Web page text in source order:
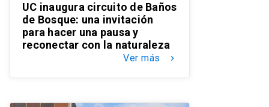
UC inaugura circuito de Baños
de Bosque: una invitación
para hacer una pausa y
reconectar con la naturaleza
Ver más keyboard_arrow_right